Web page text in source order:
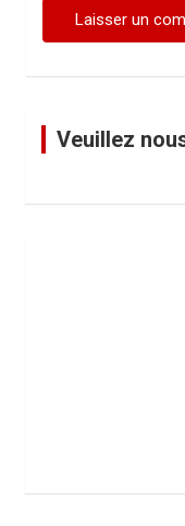
Veuillez